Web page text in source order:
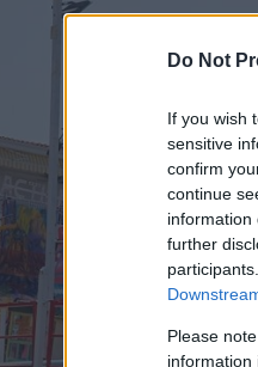
Do Not
If you wish
sensitive
confirm
continue
information
further
Please
information